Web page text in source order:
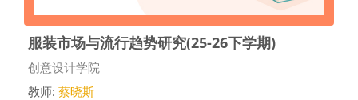
服装市场与流行趋势研究(25-26下学期)
课程类别
创意设计学院
教师: 蔡晓斯